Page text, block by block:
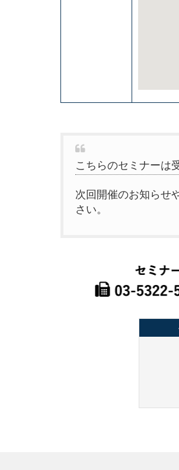
こちらのセミナーは
次回開催のお知らせ
さい。